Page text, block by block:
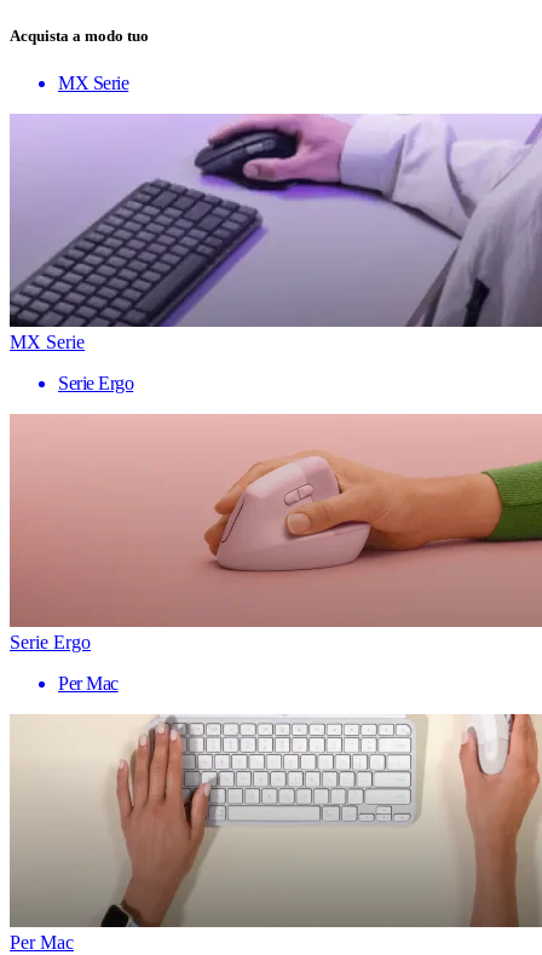
Acquista a modo tuo
MX Serie
MX Serie
Serie Ergo
Serie Ergo
Per Mac
Per Mac